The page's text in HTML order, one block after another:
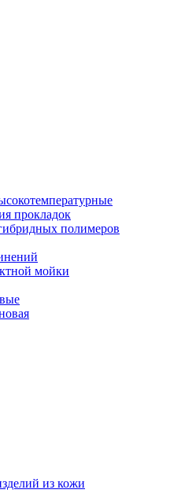
прокладок
полимеров
мойки
из кожи